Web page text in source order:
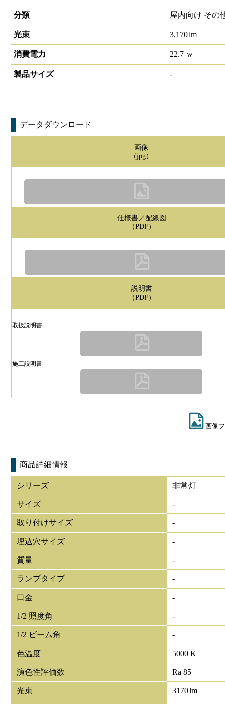
分類
屋内向け その
光束 3,170lm
消費電力 22.7 w
製品サイズ -
データダウンロード
画像
（jpg）
仕様書／配線図
（PDF）
説明書
（PDF）
取扱説明書
施工説明書
画像
商品詳細情報
シリーズ 非常灯
サイズ -
取り付けサイズ -
埋込穴サイズ -
質量 -
ランプタイプ -
口金 -
1/2 照度角 -
1/2 ビーム角 -
色温度 5000 K
演色性評価数 Ra 85
光束 3170lm